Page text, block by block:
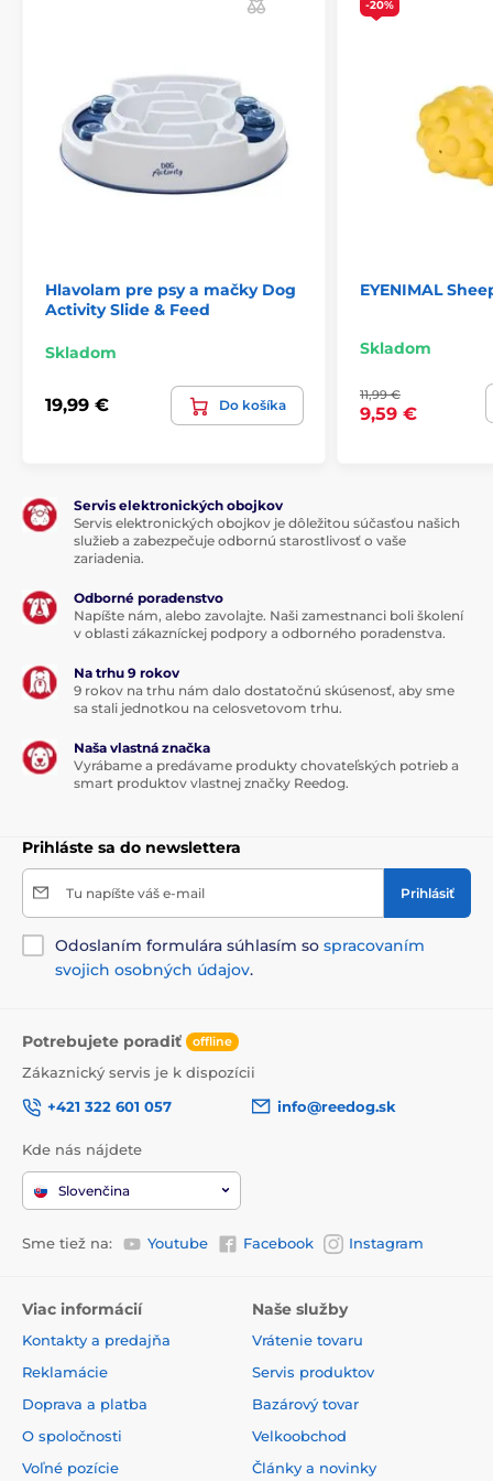
Hlavolam pre psy a mačky Dog
Activity Slide & Feed
Skladom
19,99 € Do košíka
-20%
EYENIMAL
Skladom
11,99 €
9,59 €
Servis elektronických obojkov
Servis elektronických obojkov je dôležitou súčasťou našich
služieb a zabezpečuje odbornú starostlivosť o vaše
zariadenia.
Odborné poradenstvo
Napíšte nám, alebo zavolajte. Naši zamestnanci boli školení
v oblasti zákazníckej podpory a odborného poradenstva.
Na trhu 9 rokov
9 rokov na trhu nám dalo dostatočnú skúsenosť, aby sme
sa stali jednotkou na celosvetovom trhu.
Naša vlastná značka
Vyrábame a predávame produkty chovateľských potrieb a
smart produktov vlastnej značky Reedog.
Prihláste sa do newslettera
Tu napíšte váš e-mail Prihlásiť
Odoslaním formulára súhlasím so spracovaním
svojich osobných údajov.
Potrebujete poradiť offline
Zákaznický servis je k dispozícii
+421 322 601 057
info@reedog.sk
Kde nás nájdete
Slovenčina
Sme tiež na: Youtube Facebook Instagram
Viac informácií
Kontakty a predajňa
Reklamácie
Doprava a platba
O spoločnosti
Voľné pozície
Naše služby
Vrátenie tovaru
Servis produktov
Bazárový tovar
Velkoobchod
Články a novinky